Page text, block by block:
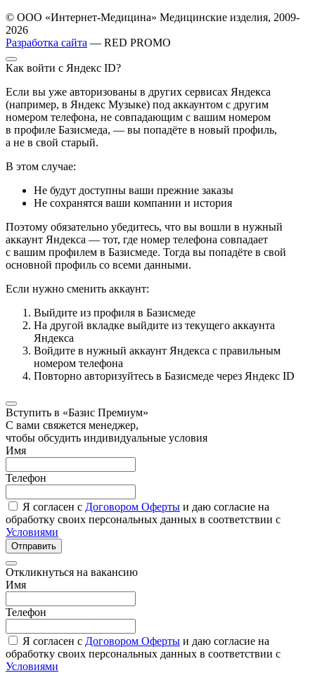
© ООО «Интернет-Медицина» Медицинские изделия, 2009-
2026
Разработка сайта — RED PROMO
Как войти с Яндекс ID?
Если вы уже авторизованы в других сервисах Яндекса
(например, в Яндекс Музыке) под аккаунтом с другим
номером телефона, не совпадающим с вашим номером
в профиле Базисмеда, — вы попадёте в новый профиль,
а не в свой старый.
В этом случае:
Не будут доступны ваши прежние заказы
Не сохранятся ваши компании и история
Поэтому обязательно убедитесь, что вы вошли в нужный
аккаунт Яндекса — тот, где номер телефона совпадает
с вашим профилем в Базисмеде. Тогда вы попадёте в свой
основной профиль со всеми данными.
Если нужно сменить аккаунт:
Выйдите из профиля в Базисмеде
На другой вкладке выйдите из текущего аккаунта
Яндекса
Войдите в нужный аккаунт Яндекса с правильным
номером телефона
Повторно авторизуйтесь в Базисмеде через Яндекс ID
Вступить в «Базис Премиум»
С вами свяжется менеджер,
чтобы обсудить индивидуальные условия
Имя
Телефон
Я согласен с Договором Оферты и даю согласие на
обработку своих персональных данных в соответствии с
Условиями
Отправить
Откликнуться на вакансию
Имя
Телефон
Я согласен с Договором Оферты и даю согласие на
обработку своих персональных данных в соответствии с
Условиями